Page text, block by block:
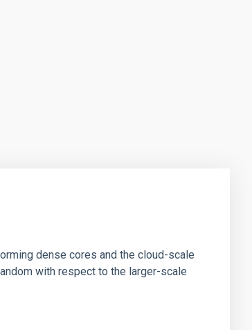
dense cores and the cloud-scale
with respect to the larger-scale